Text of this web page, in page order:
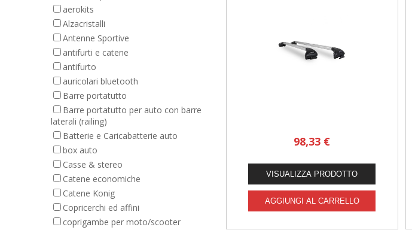
aerokits
Alzacristalli
Antenne Sportive
antifurti e catene
antifurto
auricolari bluetooth
Barre portatutto
Barre portatutto per auto con barre
laterali (railing)
Batterie e Caricabatterie auto
box auto
Casse & stereo
Catene economiche
Catene Konig
Copricerchi ed affini
coprigambe per moto/scooter
98,33 €